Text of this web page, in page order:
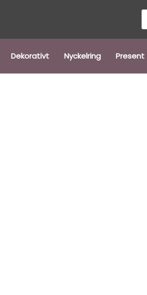
Dekorativt Nyckelring Present